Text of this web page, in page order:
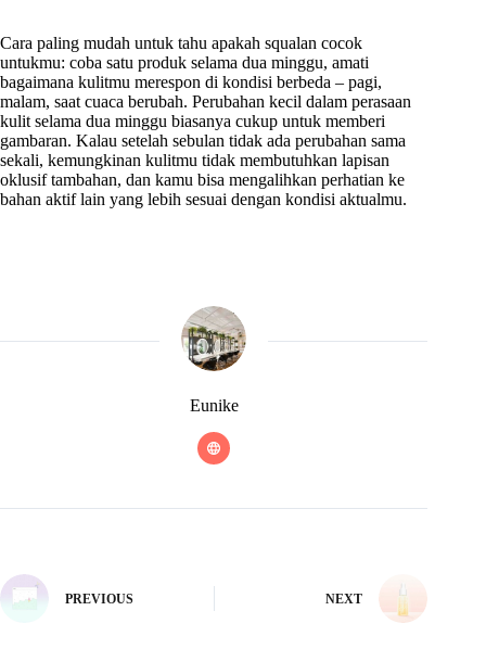
Cara paling mudah untuk tahu apakah squalan cocok
untukmu: coba satu produk selama dua minggu, amati
bagaimana kulitmu merespon di kondisi berbeda – pagi,
malam, saat cuaca berubah. Perubahan kecil dalam perasaan
kulit selama dua minggu biasanya cukup untuk memberi
gambaran. Kalau setelah sebulan tidak ada perubahan sama
sekali, kemungkinan kulitmu tidak membutuhkan lapisan
oklusif tambahan, dan kamu bisa mengalihkan perhatian ke
bahan aktif lain yang lebih sesuai dengan kondisi aktualmu.
Eunike
PREVIOUS NEXT